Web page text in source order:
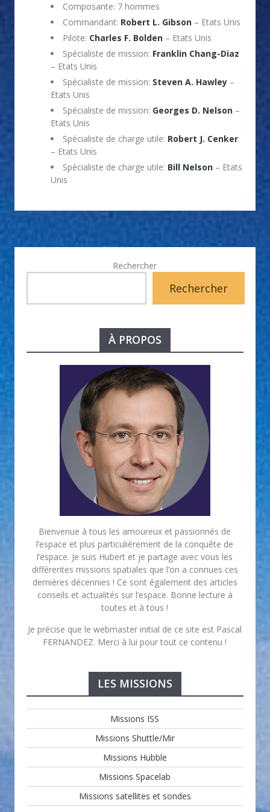
Composante: 7 hommes
Commandant: Robert L. Gibson– Etats Unis
Pilote: Charles F. Bolden– Etats Unis
Spécialiste de mission: Franklin Chang-Diaz
– Etats Unis
Spécialiste de mission: Steven A. Hawley–
Etats Unis
Spécialiste de mission: Georges D. Nelson–
Etats Unis
Spécialiste de charge utile: Robert J. Cenker
– Etats Unis
Spécialiste de charge utile: Bill Nelson– Etats
Unis
Rechercher
Rechercher
À PROPOS
Bienvenue à tous les amoureux et passionnés de
l’espace et plus particulièrement de la conquête de
l’espace. Je suis Hubert et je partage avec vous les
différentes missions spatiales que l’on a connues ces
dernières décennies ! Ce sont également des articles
conseils et actualités sur l’espace. Bonne lecture à
toutes et à tous !
Je précise que le webmaster initial de ce site est Pascal
FERNANDEZ. Merci à lui pour tout ce contenu !
LES MISSIONS
Missions ISS
Missions Shuttle/Mir
Missions Hubble
Missions Spacelab
Missions satellites et sondes